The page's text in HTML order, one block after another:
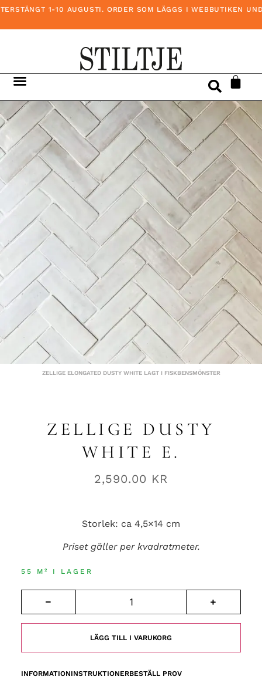
1-10 AUGUSTI. ORDER SOM LÄGGS I WEBBUTIKEN
ZELLIGE ELONGATED DUSTY WHITE LAGT I FISKBENSMÖNSTER
ZELLIGE DUSTY
WHITE E.
2,590.00 KR
Storlek: ca 4,5×14 cm
Priset gäller per kvadratmeter.
55 M² I LAGER
LÄGG TILL I VARUKORG
INFORMATIONINSTRUKTIONERBESTÄLL PROV